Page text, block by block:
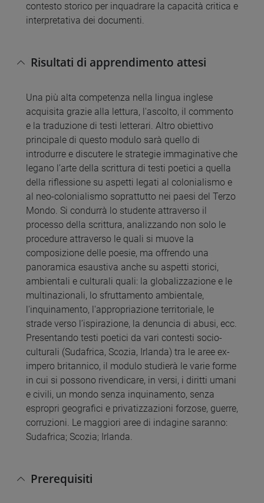
contesto storico per inquadrare la capacità critica e
interpretativa dei documenti.
Risultati di apprendimento attesi
Una più alta competenza nella lingua inglese
acquisita grazie alla lettura, l'ascolto, il commento
e la traduzione di testi letterari. Altro obiettivo
principale di questo modulo sarà quello di
introdurre e discutere le strategie immaginative che
legano l’arte della scrittura di testi poetici a quella
della riflessione su aspetti legati al colonialismo e
al neo-colonialismo soprattutto nei paesi del Terzo
Mondo. Si condurrà lo studente attraverso il
processo della scrittura, analizzando non solo le
procedure attraverso le quali si muove la
composizione delle poesie, ma offrendo una
panoramica esaustiva anche su aspetti storici,
ambientali e culturali quali: la globalizzazione e le
multinazionali, lo sfruttamento ambientale,
l'inquinamento, l'appropriazione territoriale, le
strade verso l’ispirazione, la denuncia di abusi, ecc.
Presentando testi poetici da vari contesti socio-
culturali (Sudafrica, Scozia, Irlanda) tra le aree ex-
impero britannico, il modulo studierà le varie forme
in cui si possono rivendicare, in versi, i diritti umani
e civili, un mondo senza inquinamento, senza
espropri geografici e privatizzazioni forzose, guerre,
corruzioni. Le maggiori aree di indagine saranno:
Sudafrica; Scozia; Irlanda.
Prerequisiti